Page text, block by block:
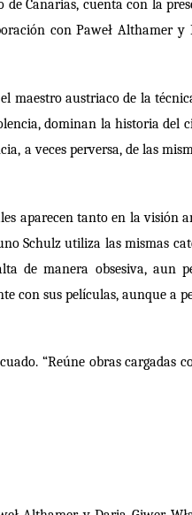
Canarias, cuenta con la
con Paweł Althamer y
maestro austriaco de la
dominan la historia del
a veces perversa, de las
aparecen tanto en la visión
Schulz utiliza las mismas
de manera obsesiva, aun
con sus películas, aunque a
“Reúne obras cargadas